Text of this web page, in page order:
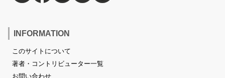
INFORMATION
このサイトについて
著者・コントリビューター一覧
お問い合わせ